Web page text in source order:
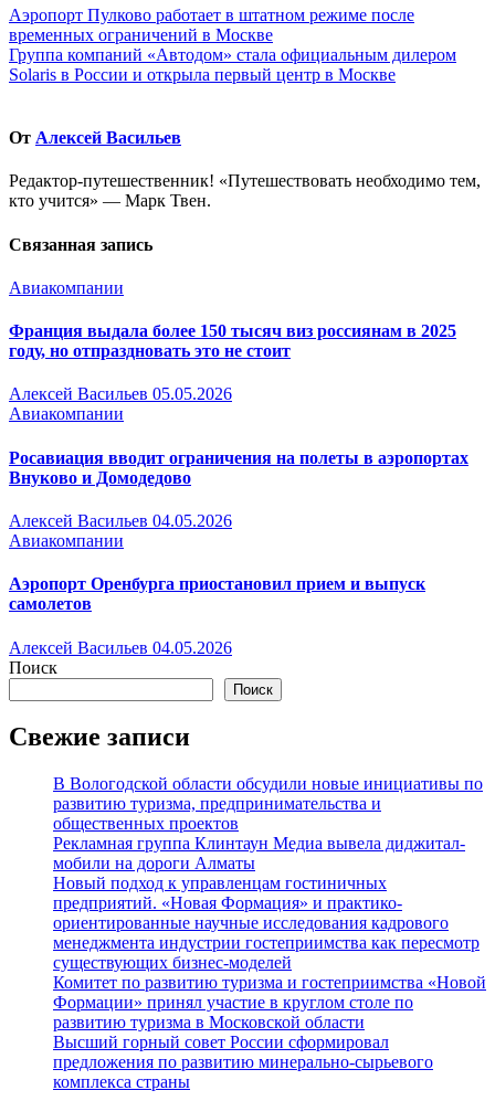
Навигация
по
записям
Аэропорт Пулково работает в штатном режиме после
временных ограничений в Москве
Группа компаний «Автодом» стала официальным дилером
Solaris в России и открыла первый центр в Москве
От Алексей Васильев
Редактор-путешественник! «Путешествовать необходимо тем,
кто учится» — Марк Твен.
Связанная запись
Авиакомпании
Франция выдала более 150 тысяч виз россиянам в 2025
году, но отпраздновать это не стоит
Алексей Васильев 05.05.2026
Авиакомпании
Росавиация вводит ограничения на полеты в аэропортах
Внуково и Домодедово
Алексей Васильев 04.05.2026
Авиакомпании
Аэропорт Оренбурга приостановил прием и выпуск
самолетов
Алексей Васильев 04.05.2026
Поиск
Поиск
Свежие записи
В Вологодской области обсудили новые инициативы по
развитию туризма, предпринимательства и
общественных проектов
Рекламная группа Клинтаун Медиа вывела диджитал-
мобили на дороги Алматы
Новый подход к управленцам гостиничных
предприятий. «Новая Формация» и практико-
ориентированные научные исследования кадрового
менеджмента индустрии гостеприимства как пересмотр
существующих бизнес-моделей
Комитет по развитию туризма и гостеприимства «Новой
Формации» принял участие в круглом столе по
развитию туризма в Московской области
Высший горный совет России сформировал
предложения по развитию минерально-сырьевого
комплекса страны